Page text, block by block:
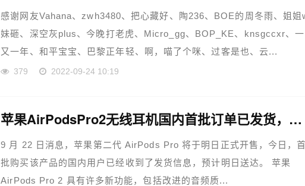
感谢网友Vahana、zwh3480、把心藏好、陶236、BOE的周冬雨、姐姐
妹砸、深空灰plus、今晚打老虎、Micro_gg、BOP_KE、knsgccxr、
又一年、和平宝宝、巴黎正年轻、啊，喵了个咪、过客是也、云...
379 2022-09-24 10:19
苹果AirPodsPro2无线耳机国内首批订单已发货，明日开售
9 月 22 日消息，苹果第二代 AirPods Pro 将于明日正式开售，今日，首
批购买该产品的国内用户已经收到了发货信息，预计明日送达。 苹果
AirPods Pro 2 具有许多新功能，包括改进的音频质...